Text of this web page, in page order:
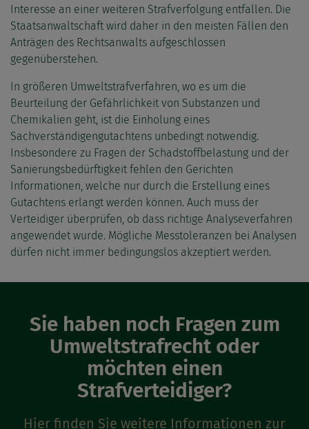
Interesse an einer weiteren Strafverfolgung entfallen. Die
Staatsanwaltschaft wird daher in den meisten Fällen den
Anträgen des Rechtsanwalts aufgeschlossen
gegenüberstehen.
In größeren Umweltstrafverfahren, wo es um die
Beurteilung der Gefährlichkeit von Substanzen und
Chemikalien geht, ist die Einholung eines
Sachverständigengutachtens unbedingt notwendig.
Insbesondere zu Fragen der Schadstoffbelastung und der
Sanierungsbedürftigkeit fehlen den Gerichten
Informationen, welche nur durch die Erstellung eines
Gutachtens erlangt werden können. Auch muss der
Verteidiger überprüfen, ob dass richtige Analyseverfahren
angewendet wurde. Mögliche Messtoleranzen bei Analysen
dürfen nicht immer bedingungslos akzeptiert werden.
Sie haben noch Fragen zum
Umweltstrafrecht oder
möchten einen
Strafverteidiger?
Hier finden Sie weitere Informationen zur